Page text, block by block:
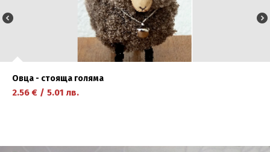
Овца - стояща голяма
2.56 € / 5.01 лв.